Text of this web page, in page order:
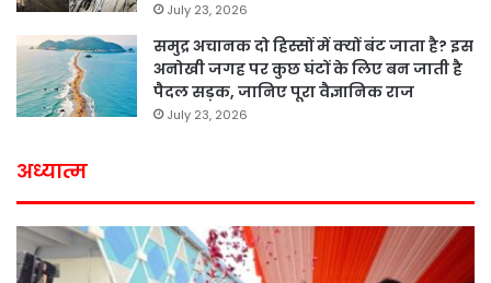
July 23, 2026
समुद्र अचानक दो हिस्सों में क्यों बंट जाता है? इस
अनोखी जगह पर कुछ घंटों के लिए बन जाती है
पैदल सड़क, जानिए पूरा वैज्ञानिक राज
July 23, 2026
अध्यात्म